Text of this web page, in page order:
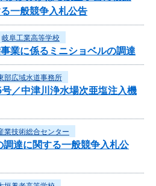
一般競争入札公告
岐阜工業高等学校
業に係るミニショベルの調達
部広域水道事務所
号／中津川浄水場次亜塩注入機
業技術総合センター
達に関する一般競争入札公